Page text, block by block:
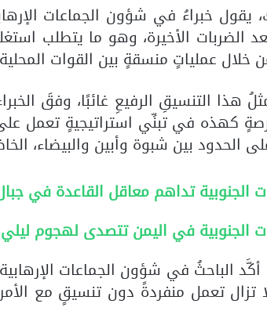
يقول خبراءُ في شؤون الجماعات
الضربات الأخيرة، وهو ما يتطلب
خلال عملياتٍ منسقةٍ بين القوات
هذا التنسيقِ الرفيعِ غائبًا، وفقَ
كهذه في تبنِّي استراتيجيةٍ تعمل
الحدود بين شبوة وأبين والبيضاء،
الجنوبية تداهم معاقل القاعدة في
الجنوبية في اليمن تتصدى لهجوم
أكَّد الباحثُ في شؤون الجماعات
تزال تعمل منفردةً دون تنسيقٍ مع